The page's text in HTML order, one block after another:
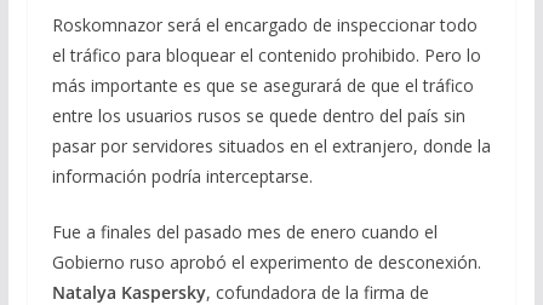
Roskomnazor será el encargado de inspeccionar todo
el tráfico para bloquear el contenido prohibido. Pero lo
más importante es que se asegurará de que el tráfico
entre los usuarios rusos se quede dentro del país sin
pasar por servidores situados en el extranjero, donde la
información podría interceptarse.
Fue a finales del pasado mes de enero cuando el
Gobierno ruso aprobó el experimento de desconexión.
Natalya Kaspersky, cofundadora de la firma de